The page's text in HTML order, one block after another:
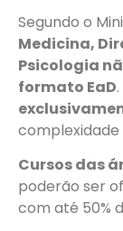
Segundo o
Medicina,
Psicologia
formato EaD
complexidade
Cursos das
poderão ser
com até 50%